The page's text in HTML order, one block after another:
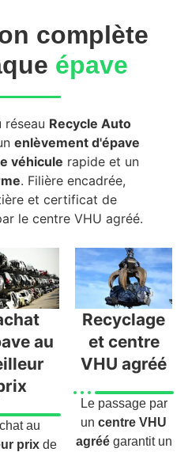
complète
épave
réseau Recycle Auto
enlèvement d'épave
véhicule rapide et un
. Filière encadrée,
et certificat de
le centre VHU agréé.
au
au
prixde
Recyclage
et centre
VHU agréé
Le passage par
uncentre VHU
agréégarantit un